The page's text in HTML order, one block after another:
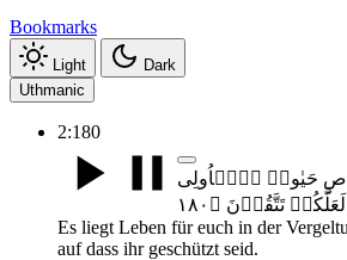
Bookmarks
Light
Dark
Uthmanic
2:180
حَیٰوۃٌ یّٰۤاُولِی
Es liegt Leben für euch in der
auf dass ihr geschützt seid.